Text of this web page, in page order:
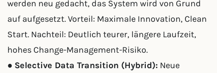
werden neu gedacht, das System wird von Grund
auf aufgesetzt. Vorteil: Maximale Innovation, Clean
Start. Nachteil: Deutlich teurer, längere Laufzeit,
hohes Change-Management-Risiko.
● Selective Data Transition (Hybrid): Neue